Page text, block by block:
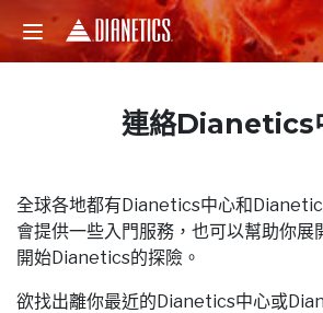
連絡Dianetics
全球各地都有Dianetics中心和
會提供一些入門服務，也可以幫助你展
開始Dianetics的探險。
欲找出離你最近的Dianetics中心或